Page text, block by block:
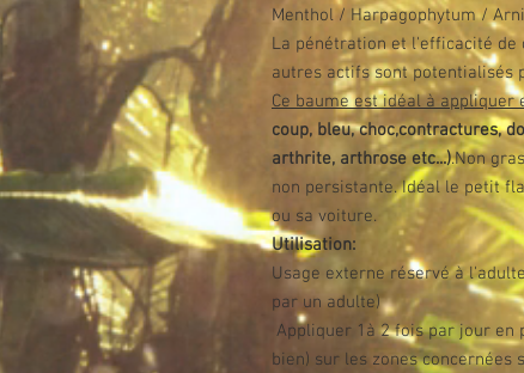
Menthol / Harpagophytum /
La pénétration et l'efficacité de
autres actifs sont potentialisés
Ce baume est idéal à appliquer
coup, bleu, choc,contractures,
arthrite, arthrose etc...).Non
non persistante. Idéal le petit
ou sa voiture.
Utilisation:
Usage externe réservé à
par un adulte)
Appliquer 1à 2 fois par jour
bien) sur les zones concernées